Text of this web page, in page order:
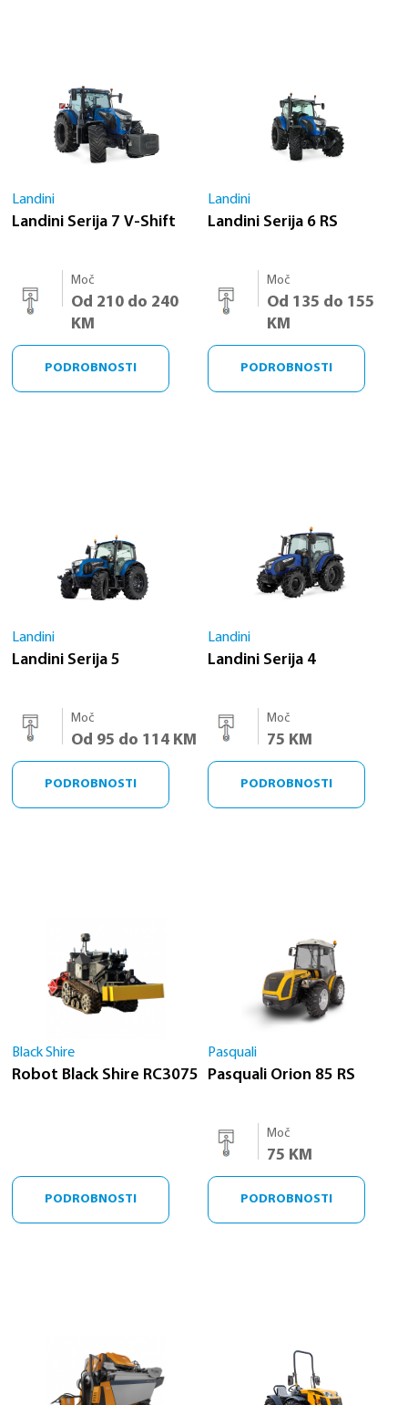
Landini
Landini Serija 7 V-Shift
Moč
Od 210 do 240
KM
PODROBNOSTI
Landini
Landini Serija 6 RS
Moč
Od 135 do 155
KM
PODROBNOSTI
Landini
Landini Serija 5
Moč
Od 95 do 114 KM
PODROBNOSTI
Landini
Landini Serija 4
Moč
75 KM
PODROBNOSTI
Black Shire
Robot Black Shire RC3075
PODROBNOSTI
Pasquali
Pasquali Orion 85 RS
Moč
75 KM
PODROBNOSTI